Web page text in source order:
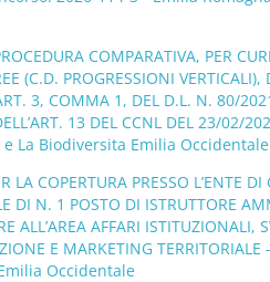
COMPARATIVA, PER
(C.D. PROGRESSIONI VERTICALI),
3, COMMA 1, DEL D.L. N. 80/
13 DEL CCNL DEL 23/02/
La Biodiversita Emilia Occidentale
COPERTURA PRESSO L’ENTE DI
DI N. 1 POSTO DI ISTRUTTORE
ALL’AREA AFFARI ISTITUZIONALI,
E MARKETING
Occidentale